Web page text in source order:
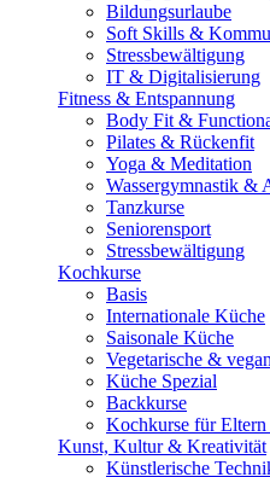
Bildungsurlaube
Soft Skills &
Stressbewältigung
IT & Digitalisierung
Fitness & Entspannung
Body Fit &
Pilates & Rückenfit
Yoga & Meditation
Wassergymnastik &
Tanzkurse
Seniorensport
Stressbewältigung
Kochkurse
Basis
Internationale Küche
Saisonale Küche
Vegetarische &
Küche Spezial
Backkurse
Kochkurse für
Kunst, Kultur & Kreativität
Künstlerische